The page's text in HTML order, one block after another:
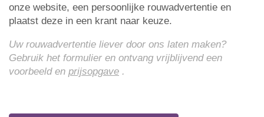
onze website, een persoonlijke rouwadvertentie en
plaatst deze in een krant naar keuze.
Uw rouwadvertentie liever door ons laten maken?
Gebruik het formulier en ontvang vrijblijvend een
voorbeeld en prijsopgave .